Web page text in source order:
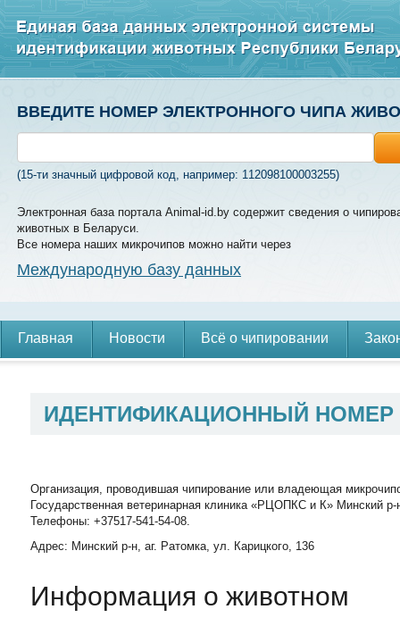
ВВЕДИТЕ НОМЕР ЭЛЕКТРОННОГО ЧИПА
(15-ти значный цифровой код, например: 112098100003255)
Электронная база портала Animal-id.by содержит сведения о
животных в Беларуси.
Все номера наших микрочипов можно найти через
Международную базу данных
Главная Новости Всё о чипировании
ИДЕНТИФИКАЦИОННЫЙ
Организация, проводившая чипирование или владеющая
Государственная ветеринарная клиника «РЦОПКС и К» Минский р-
Телефоны: +37517-541-54-08.
Адрес: Минский р-н, аг. Ратомка, ул. Карицкого, 136
Информация о животном